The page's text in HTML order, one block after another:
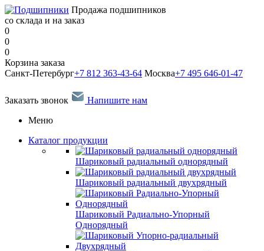
Продажа подшипников
со склада и на заказ
0
0
0
Корзина заказа
Санкт-Петербург+7 812 363-43-64 Москва+7 495 646-01-47
Заказать звонок
Напишите нам
Меню
Каталог продукции
Шариковый радиальный однорядный
Шариковый радиальный двухрядный
Шариковый Радиально-Упорный
Однорядный